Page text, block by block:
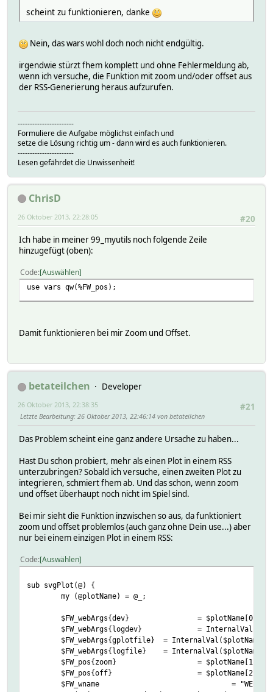
scheint zu funktionieren, danke
Nein, das wars wohl doch noch nicht endgültig.
irgendwie stürzt fhem komplett und ohne Fehlermeldung ab,
wenn ich versuche, die Funktion mit zoom und/oder offset aus
der RSS-Generierung heraus aufzurufen.
-----------------------
Formuliere die Aufgabe möglichst einfach und
setze die Lösung richtig um - dann wird es auch funktionieren.
-----------------------
Lesen gefährdet die Unwissenheit!
ChrisD
#20
26 Oktober 2013, 22:28:05
Ich habe in meiner 99_myutils noch folgende Zeile
hinzugefügt (oben):
Code Auswählen
use vars qw(%FW_pos);
Damit funktionieren bei mir Zoom und Offset.
betateilchen
Developer
#21
26 Oktober 2013, 22:38:35
Letzte Bearbeitung: 26 Oktober 2013, 22:46:14 von betateilchen
Das Problem scheint eine ganz andere Ursache zu haben...
Hast Du schon probiert, mehr als einen Plot in einem RSS
unterzubringen? Sobald ich versuche, einen zweiten Plot zu
integrieren, schmiert fhem ab. Und das schon, wenn zoom
und offset überhaupt noch nicht im Spiel sind.
Bei mir sieht die Funktion inzwischen so aus, da funktioniert
zoom und offset problemlos (auch ganz ohne Dein use...) aber
nur bei einem einzigen Plot in einem RSS:
Code Auswählen
sub svgPlot(@) {
my (@plotName) = @_;
$FW_webArgs{dev}
= $plotName[0];
$FW_webArgs{logdev}
=
$FW_webArgs{gplotfile}
=
$FW_webArgs{logfile}
=
$FW_pos{zoom}
= $plotName[1] if
$FW_pos{off}
= $plotName[2] if
$FW_wname
= "WEB";